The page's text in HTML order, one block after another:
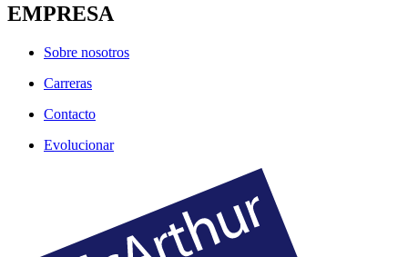
EMPRESA
Sobre nosotros
Carreras
Contacto
Evolucionar